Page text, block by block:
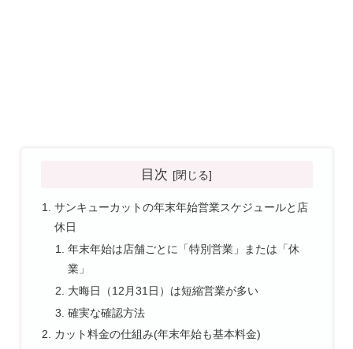
目次
サンキューカットの年末年始営業スケジュールと店
休日
年末年始は店舗ごとに「特別営業」または「休
業」
大晦日（12月31日）は短縮営業が多い
確実な確認方法
カット料金の仕組み(年末年始も基本料金)